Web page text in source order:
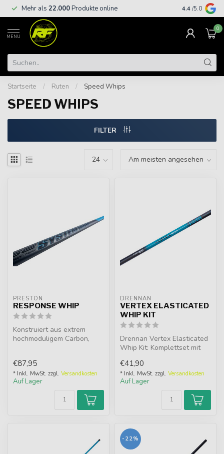
Mehr als 22.000Produkte online Kostenloser
€
4.4 /5.0
MENU
0
Startseite / Ruten / Speed Whips
SPEED WHIPS
FILTER
PRESTON
RESPONSE WHIP
Konstruiert aus extrem
hochmoduligem Carbon,
€87,95
* Inkl. MwSt. zzgl. Versandkosten
Auf Lager
DRENNAN
VERTEX ELASTICATED
WHIP KIT
Drennan Vertex Elasticated
Whip Kit: Komplettset mit
...
€41,90
* Inkl. MwSt. zzgl. Versandkosten
Auf Lager
-22%